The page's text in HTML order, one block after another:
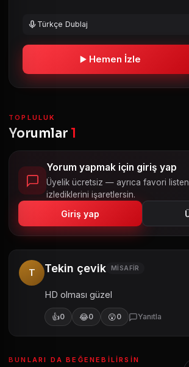
Türkçe Dublaj
Hemen İzle
TOPLULUK
Yorumlar 1
Yorum yapmak için giriş yap
Üyelik ücretsiz — ayrıca favori
izlediklerini işaretlersin.
Giriş yap
T Tekin çevik MISAFIR
HD olması güzel
👍0 😂0 😮0 Yanıtla
BUNLARI DA BEĞENEBILIRSIN